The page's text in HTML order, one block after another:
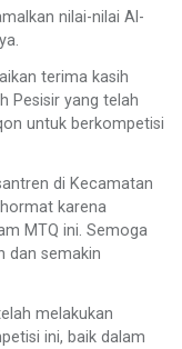
nilai-nilai Al-
terima kasih
Pesisir yang telah
untuk berkompetisi
di Kecamatan
karena
MTQ ini. Semoga
dan semakin
melakukan
ini, baik dalam